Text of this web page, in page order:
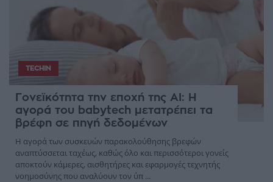
TECHIN
Γονεϊκότητα την εποχή της AI: Η
αγορά του babytech μετατρέπει τα
βρέφη σε πηγή δεδομένων
Η αγορά των συσκευών παρακολούθησης βρεφών
αναπτύσσεται ταχέως, καθώς όλο και περισσότεροι γονείς
αποκτούν κάμερες, αισθητήρες και εφαρμογές τεχνητής
νοημοσύνης που αναλύουν τον ύπ ...